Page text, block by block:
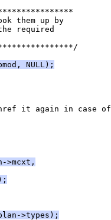
them up by
required
NULL);
it again in case of
>mcxt,
>types);